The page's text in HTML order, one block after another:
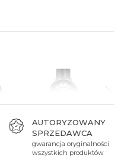
1 339 zł
AUTORYZOWANY
SPRZEDAWCA
gwarancja oryginalności
wszystkich produktów